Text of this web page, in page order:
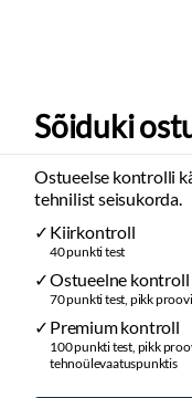
Sõiduki
Ostueelse kontrolli
tehnilist seisukorda.
Kiirkontroll
40 punkti test
Ostueelne kontroll
70 punkti test, pikk
Premium kontroll
100 punkti test, pikk
tehnoülevaatuspunktis